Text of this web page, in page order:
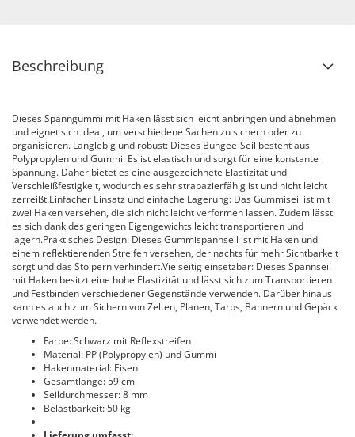
Beschreibung
Dieses Spanngummi mit Haken lässt sich leicht anbringen und abnehmen
und eignet sich ideal, um verschiedene Sachen zu sichern oder zu
organisieren. Langlebig und robust: Dieses Bungee-Seil besteht aus
Polypropylen und Gummi. Es ist elastisch und sorgt für eine konstante
Spannung. Daher bietet es eine ausgezeichnete Elastizität und
Verschleißfestigkeit, wodurch es sehr strapazierfähig ist und nicht leicht
zerreißt.Einfacher Einsatz und einfache Lagerung: Das Gummiseil ist mit
zwei Haken versehen, die sich nicht leicht verformen lassen. Zudem lässt
es sich dank des geringen Eigengewichts leicht transportieren und
lagern.Praktisches Design: Dieses Gummispannseil ist mit Haken und
einem reflektierenden Streifen versehen, der nachts für mehr Sichtbarkeit
sorgt und das Stolpern verhindert.Vielseitig einsetzbar: Dieses Spannseil
mit Haken besitzt eine hohe Elastizität und lässt sich zum Transportieren
und Festbinden verschiedener Gegenstände verwenden. Darüber hinaus
kann es auch zum Sichern von Zelten, Planen, Tarps, Bannern und Gepäck
verwendet werden.
Farbe: Schwarz mit Reflexstreifen
Material: PP (Polypropylen) und Gummi
Hakenmaterial: Eisen
Gesamtlänge: 59 cm
Seildurchmesser: 8 mm
Belastbarkeit: 50 kg